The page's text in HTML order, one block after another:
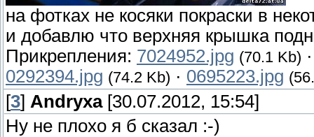
на фотках не косяки покраски в
и добавлю что верхняя крышка
Прикрепления: 7024952.jpg (70.1 Kb)
0292394.jpg (74.2 Kb) · 0695223.jpg
[3] Andryxa[30.07.2012, 15:54]
Ну не плохо я б сказал :-)